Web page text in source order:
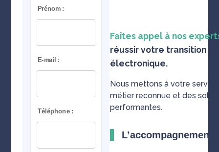
Faîtes appel à nos
réussir votre transition
électronique.
Nous mettons à votre
métier reconnue et des
performantes.
L’accompagnement